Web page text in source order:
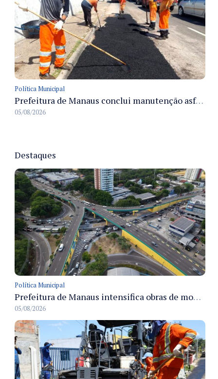
Política Municipal
Prefeitura de Manaus conclui manutenção asfáltica na rua da Indústria e melhora trafegabilidade na Chapada
05/08/2026
Destaques
Política Municipal
Prefeitura de Manaus intensifica obras de modernização no viaduto Miguel Arraes para ampliar segurança e acessibilidade na região
05/08/2026